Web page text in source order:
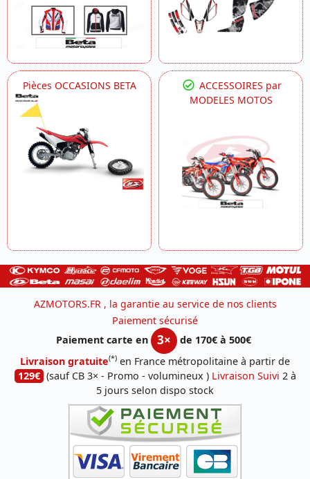
Pièces OCCASIONS BETA
ACCESSOIRES par
MODELES MOTOS
AZMOTORS.FR , la garantie au service de nos clients
Paiement sécurisé
Paiement carte en
3×
de 170€ à 500€
Livraison gratuite(*) en France métropolitaine à partir de
129€ (sauf CB 3× - Promo - volumineux ) Livraison Suivi 2 à
5 jours selon dispo stock